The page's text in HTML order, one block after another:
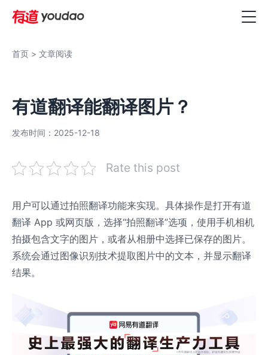
首页 > 文章阅读
有道翻译能翻译图片？
发布时间：2025-12-18
Rate this post
用户可以通过拍照翻译功能来实现。具体操作是打开有道
翻译 App 或网页版，选择“拍照翻译”选项，使用手机相机
拍摄包含文字的图片，或者从相册中选择已保存的图片。
系统会通过图像识别技术提取图片中的文本，并显示翻译
结果。